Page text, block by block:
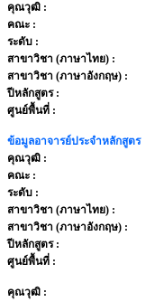
คุณวุฒิ :
คณะ :
ระดับ :
สาขาวิชา (ภาษาไทย) :
สาขาวิชา (ภาษาอังกฤษ) :
ปีหลักสูตร :
ศูนย์พื้นที่ :
ข้อมูลอาจารย์ประจำหลักสูตร
คุณวุฒิ :
คณะ :
ระดับ :
สาขาวิชา (ภาษาไทย) :
สาขาวิชา (ภาษาอังกฤษ) :
ปีหลักสูตร :
ศูนย์พื้นที่ :
คุณวุฒิ :